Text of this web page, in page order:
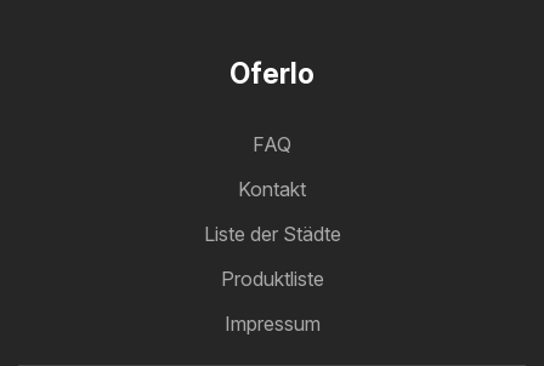
Oferlo
FAQ
Kontakt
Liste der Städte
Produktliste
Impressum